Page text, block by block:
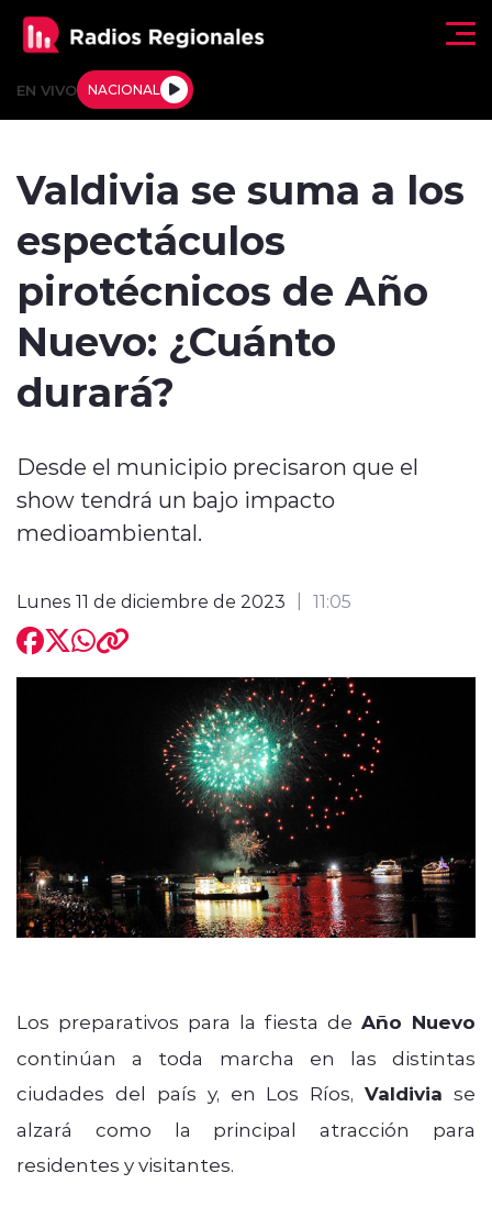
EN VIVO NACIONAL
Tendencias
Internacional
Entrevistas
Valdivia se suma a los
espectáculos
pirotécnicos de Año
Nuevo: ¿Cuánto
durará?
Desde el municipio precisaron que el
show tendrá un bajo impacto
medioambiental.
Lunes 11 de diciembre de 2023 11:05
Los preparativos para la fiesta deAño Nuevo
continúan a toda marcha en las distintas
ciudades del país y, en Los Ríos,Valdivia se
alzará como la principal atracción para
residentes y visitantes.